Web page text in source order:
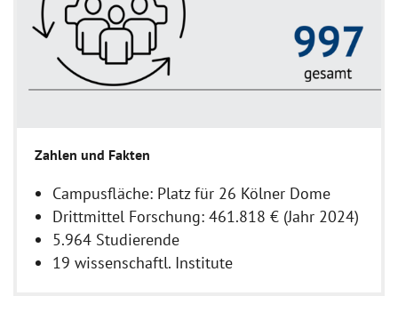
Zahlen und Fakten
Campusfläche: Platz für 26 Kölner Dome
Drittmittel Forschung: 461.818 € (Jahr 2024)
5.964 Studierende
19 wissenschaftl. Institute